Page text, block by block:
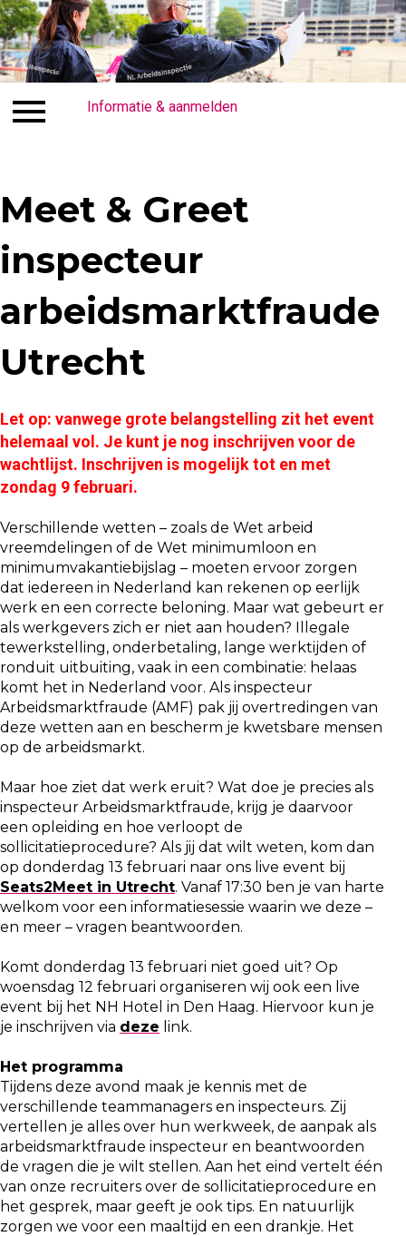
Overige informatie en contact
Inloggen Informatie & aanmelden
Meet & Greet
inspecteur
arbeidsmarktfraude
Utrecht​​
Let op: vanwege grote belangstelling zit het event
helemaal vol. Je kunt je nog inschrijven voor de
wachtlijst. Inschrijven is mogelijk tot en met
zondag 9 februari.
Verschillende wetten – zoals de Wet arbeid
vreemdelingen of de Wet minimumloon en
minimumvakantiebijslag – moeten ervoor zorgen
dat iedereen in Nederland kan rekenen op eerlijk
werk en een correcte beloning. Maar wat gebeurt er
als werkgevers zich er niet aan houden? Illegale
tewerkstelling, onderbetaling, lange werktijden of
ronduit uitbuiting, vaak in een combinatie: helaas
komt het in Nederland voor. Als inspecteur
Arbeidsmarktfraude (AMF) pak jij overtredingen van
deze wetten aan en bescherm je kwetsbare mensen
op de arbeidsmarkt.
Maar hoe ziet dat werk eruit? Wat doe je precies als
inspecteur Arbeidsmarktfraude, krijg je daarvoor
een opleiding en hoe verloopt de
sollicitatieprocedure? Als jij dat wilt weten, kom dan
op donderdag 13 februari naar ons live event bij
Seats2Meet in Utrecht. Vanaf 17:30 ben je van harte
welkom voor een informatiesessie waarin we deze –
en meer – vragen beantwoorden.
Komt donderdag 13 februari niet goed uit? Op
woensdag 12 februari organiseren wij ook een live
event bij het NH Hotel in Den Haag. Hiervoor kun je
je inschrijven via deze link.
Het programma
Tijdens deze avond maak je kennis met de
verschillende teammanagers en inspecteurs. Zij
vertellen je alles over hun werkweek, de aanpak als
arbeidsmarktfraude inspecteur en beantwoorden
de vragen die je wilt stellen. Aan het eind vertelt één
van onze recruiters over de sollicitatieprocedure en
het gesprek, maar geeft je ook tips. En natuurlijk
zorgen we voor een maaltijd en een drankje. Het